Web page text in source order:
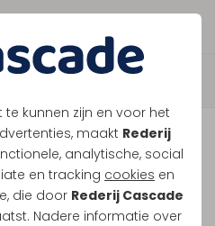
kunnen zijn en voor het
maakt Rederij
analytische, social
en tracking cookies en
die door Rederij Cascade
Nadere informatie over
je vaartover de
gaan
gewoon door.